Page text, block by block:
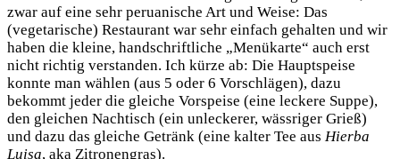
zwar auf eine sehr peruanische Art und Weise: Das
(vegetarische) Restaurant war sehr einfach gehalten und wir
haben die kleine, handschriftliche „Menükarte“ auch erst
nicht richtig verstanden. Ich kürze ab: Die Hauptspeise
konnte man wählen (aus 5 oder 6 Vorschlägen), dazu
bekommt jeder die gleiche Vorspeise (eine leckere Suppe),
den gleichen Nachtisch (ein unleckerer, wässriger Grieß)
und dazu das gleiche Getränk (eine kalter Tee aus Hierba
Luisa, aka Zitronengras).